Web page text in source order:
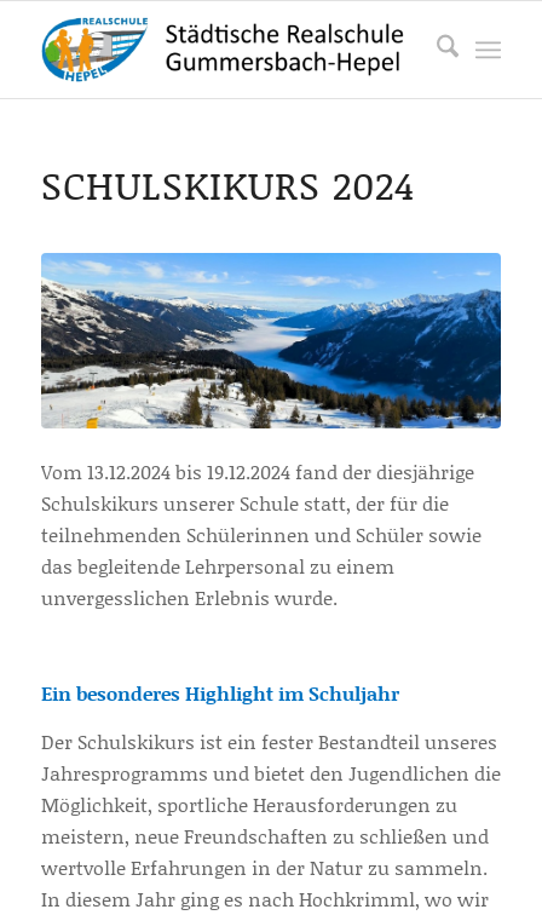
SCHULSKIKURS 2024
Vom 13.12.2024 bis 19.12.2024 fand der diesjährige
Schulskikurs unserer Schule statt, der für die
teilnehmenden Schülerinnen und Schüler sowie
das begleitende Lehrpersonal zu einem
unvergesslichen Erlebnis wurde.
Ein besonderes Highlight im Schuljahr
Der Schulskikurs ist ein fester Bestandteil unseres
Jahresprogramms und bietet den Jugendlichen die
Möglichkeit, sportliche Herausforderungen zu
meistern, neue Freundschaften zu schließen und
wertvolle Erfahrungen in der Natur zu sammeln.
In diesem Jahr ging es nach Hochkrimml, wo wir